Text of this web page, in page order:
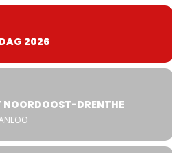
2026
NOORDOOST-DRENTHE